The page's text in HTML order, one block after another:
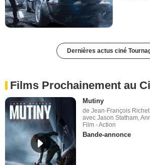
Dernières actus ciné
Films Prochainement au
Mutiny
de Jean-François Richet
avec Jason Statham,
Film - Action
Bande-annonce